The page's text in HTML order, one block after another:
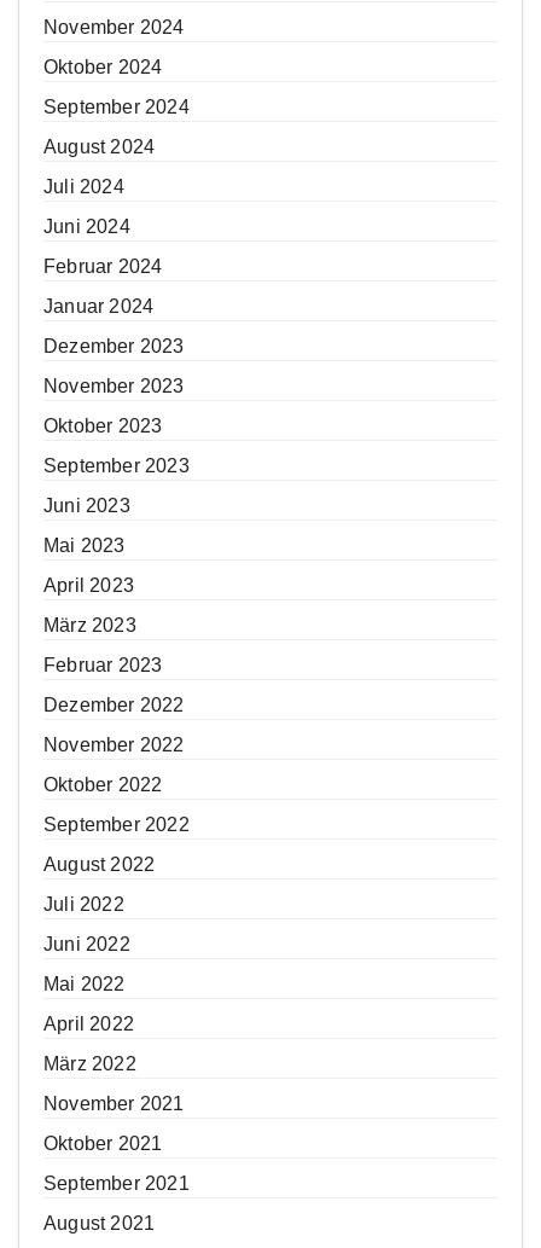
November 2024
Oktober 2024
September 2024
August 2024
Juli 2024
Juni 2024
Februar 2024
Januar 2024
Dezember 2023
November 2023
Oktober 2023
September 2023
Juni 2023
Mai 2023
April 2023
März 2023
Februar 2023
Dezember 2022
November 2022
Oktober 2022
September 2022
August 2022
Juli 2022
Juni 2022
Mai 2022
April 2022
März 2022
November 2021
Oktober 2021
September 2021
August 2021